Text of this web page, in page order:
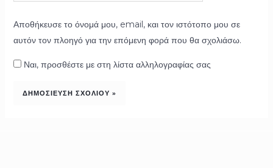
Αποθήκευσε το όνομά μου, email, και τον ιστότοπο μου σε
αυτόν τον πλοηγό για την επόμενη φορά που θα σχολιάσω.
Ναι, προσθέστε με στη λίστα αλληλογραφίας σας